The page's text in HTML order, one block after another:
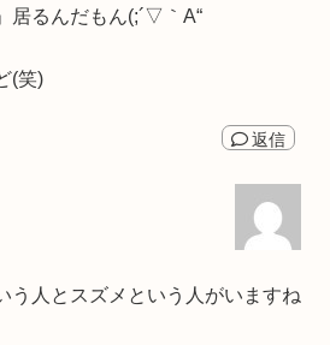
居るんだもん(;´▽｀A“
(笑)
返信
う人とスズメという人がいますね